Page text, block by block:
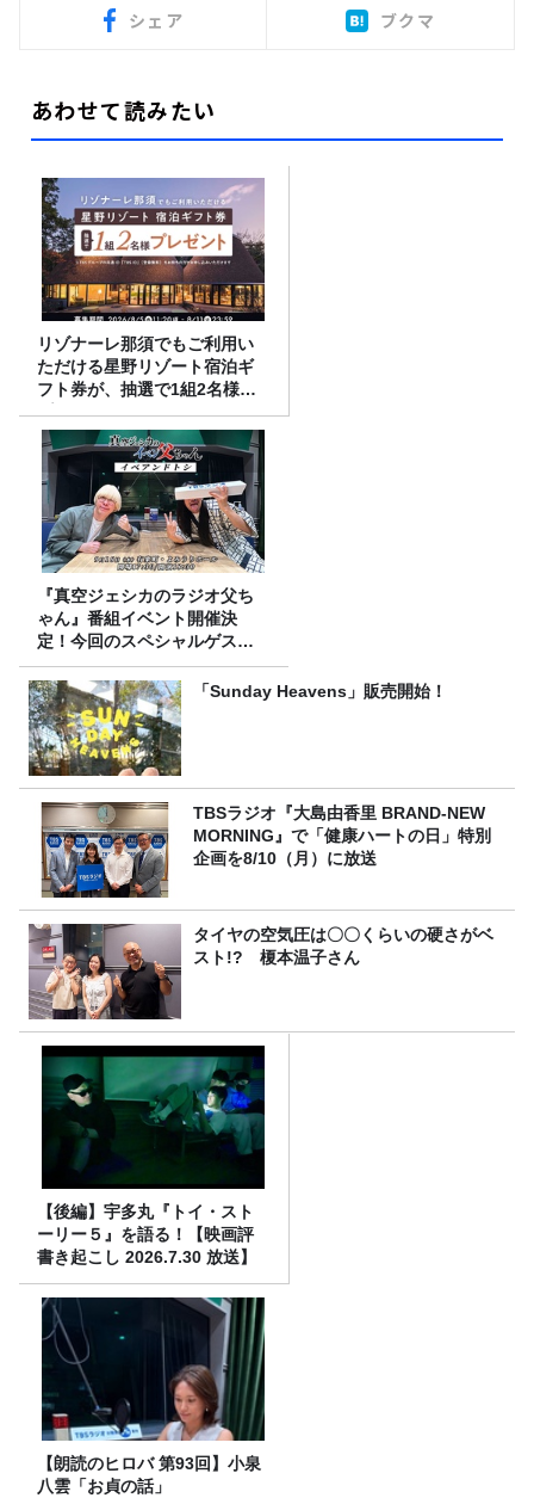
シェア ブクマ
あわせて読みたい
リゾナーレ那須でもご利用い
ただける星野リゾート宿泊ギ
フト券が、抽選で1組2名様に
プレゼント！
『真空ジェシカのラジオ父ち
ゃん』番組イベント開催決
定！今回のスペシャルゲスト
は、タカアンドトシ！
「Sunday Heavens」販売開始！
TBSラジオ『大島由香里 BRAND-NEW
MORNING』で「健康ハートの日」特別
企画を8/10（月）に放送
タイヤの空気圧は〇〇くらいの硬さがベ
スト!? 榎本温子さん
【後編】宇多丸『トイ・スト
ーリー５』を語る！【映画評
書き起こし 2026.7.30 放送】
【朗読のヒロバ 第93回】小泉
八雲「お貞の話」